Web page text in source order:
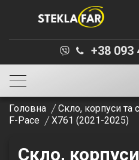
+38 093
Головна Скло, корпуси та
F-Pace
X761 (2021-2025)
Скло,